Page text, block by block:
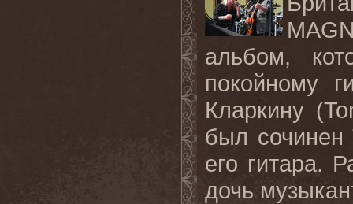
альбом,
покойному
Кларкину
был сочинен
его гитара.
дочь